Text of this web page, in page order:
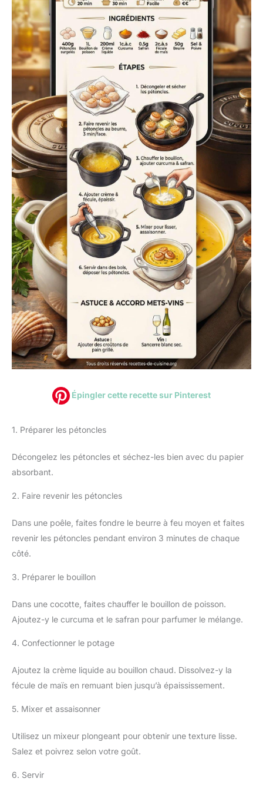
Épingler cette recette sur Pinterest
1. Préparer les pétoncles
Décongelez les pétoncles et séchez-les bien avec du papier
absorbant.
2. Faire revenir les pétoncles
Dans une poêle, faites fondre le beurre à feu moyen et faites
revenir les pétoncles pendant environ 3 minutes de chaque
côté.
3. Préparer le bouillon
Dans une cocotte, faites chauffer le bouillon de poisson.
Ajoutez-y le curcuma et le safran pour parfumer le mélange.
4. Confectionner le potage
Ajoutez la crème liquide au bouillon chaud. Dissolvez-y la
fécule de maïs en remuant bien jusqu’à épaississement.
5. Mixer et assaisonner
Utilisez un mixeur plongeant pour obtenir une texture lisse.
Salez et poivrez selon votre goût.
6. Servir